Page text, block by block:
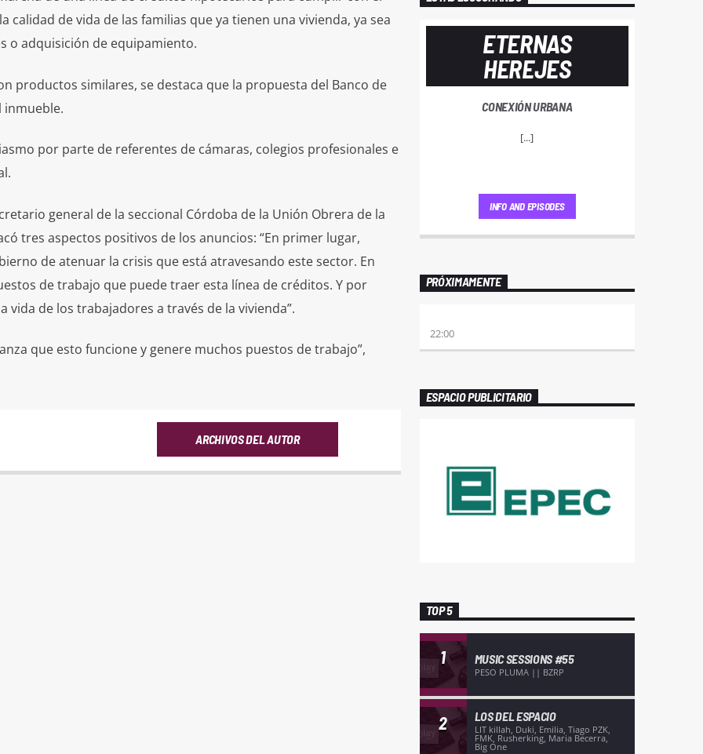
calidad de vida de las familias que ya tienen una vivienda, ya sea
o adquisición de equipamiento.
productos similares, se destaca que la propuesta del Banco de
inmueble.
por parte de referentes de cámaras, colegios profesionales e
general de la seccional Córdoba de la Unión Obrera de la
tres aspectos positivos de los anuncios: “En primer lugar,
de atenuar la crisis que está atravesando este sector. En
de trabajo que puede traer esta línea de créditos. Y por
de los trabajadores a través de la vivienda”.
que esto funcione y genere muchos puestos de trabajo”,
ARCHIVOS DEL AUTOR
ETERNAS
HEREJES
CONEXIÓN URBANA
[...]
INFO AND EPISODES
PRÓXIMAMENTE
22:00
ESPACIO PUBLICITARIO
TOP 5
1 MUSIC SESSIONS #55
PESO PLUMA || BZRP
2 LOS DEL ESPACIO
LIT killah, Duki, Emilia, Tiago PZK,
FMK, Rusherking, Maria Becerra,
Big One